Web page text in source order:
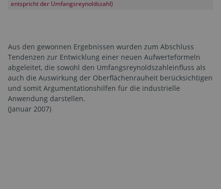
entspricht der Umfangsreynoldszahl)
Aus den gewonnen Ergebnissen wurden zum Abschluss
Tendenzen zur Entwicklung einer neuen Aufwerteformeln
abgeleitet, die sowohl den Umfangsreynoldszahleinfluss als
auch die Auswirkung der Oberflächenrauheit berücksichtigen
und somit Argumentationshilfen für die industrielle
Anwendung darstellen.
(Januar 2007)